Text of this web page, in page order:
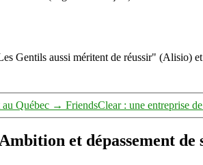
Gentils aussi méritent de réussir" (Alisio)
Québec → FriendsClear : une entreprise
et dépassement de